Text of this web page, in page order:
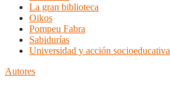
La gran biblioteca
Oikos
Pompeu Fabra
Sabidurías
Universidad y acción socioeducativa
Autores